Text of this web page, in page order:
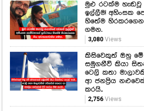
මුළු රටක්ම හැඬවූ
ඉල්ලීම! අහිංසක
හිතේම
ගමන.
3,080Views
කිසිවෙකුත් ඔහු
සමුගනීවි කියා
ටෙලි කතා
ආ ජනප්‍රිය
කරයි..
2,756Views